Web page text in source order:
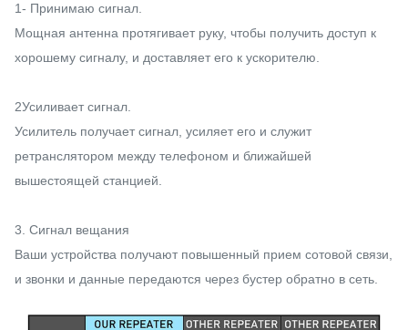
1- Принимаю сигнал.
Мощная антенна протягивает руку, чтобы получить доступ к
хорошему сигналу, и доставляет его к ускорителю.
2Усиливает сигнал.
Усилитель получает сигнал, усиляет его и служит
ретранслятором между телефоном и ближайшей
вышестоящей станцией.
3. Сигнал вещания
Ваши устройства получают повышенный прием сотовой связи,
и звонки и данные передаются через бустер обратно в сеть.